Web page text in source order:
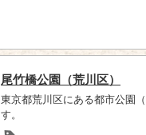
尾竹橋公園（荒川区）
東京都荒川区にある都市公園
す。